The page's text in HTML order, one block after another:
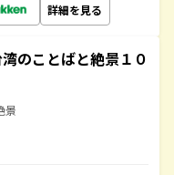
詳細を見る
のことばと絶景１０
景